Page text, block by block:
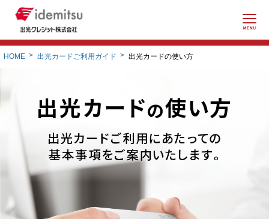
紛失盗難ご連絡先
よくあるご質問
HOME 出光カードご利用ガイド 出光カードの使い方